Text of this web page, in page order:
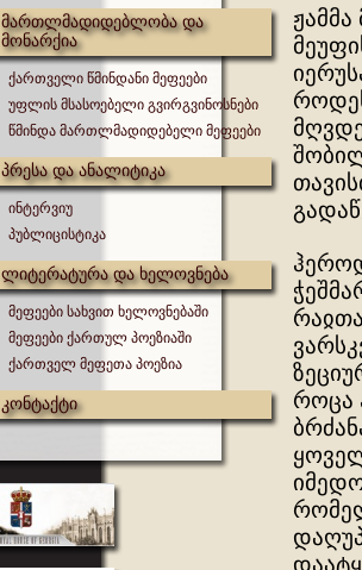
მართლმადიდებლობა და
მონარქია
ქართველი წმინდანი მეფეები
უფლის მსასოებელი გვირგვინოსნები
წმინდა მართლმადიდებელი მეფეები
პრესა და ანალიტიკა
ინტერვიუ
პუბლიცისტიკა
ლიტერატურა და ხელოვნება
მეფეები სახვით ხელოვნებაში
მეფეები ქართულ პოეზიაში
ქართველ მეფეთა პოეზია
კონტაქტი
როცა